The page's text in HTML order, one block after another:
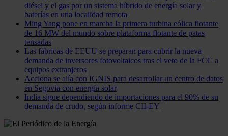
diésel y el gas por un sistema híbrido de energía solar y
baterías en una localidad remota
Ming Yang pone en marcha la primera turbina eólica flotante
de 16 MW del mundo sobre plataforma flotante de patas
tensadas
Las fábricas de EEUU se preparan para cubrir la nueva
demanda de inversores fotovoltaicos tras el veto de la FCC a
equipos extranjeros
Acciona se alía con IGNIS para desarrollar un centro de datos
en Segovia con energía solar
India sigue dependiendo de importaciones para el 90% de su
demanda de crudo, según informe CII-EY